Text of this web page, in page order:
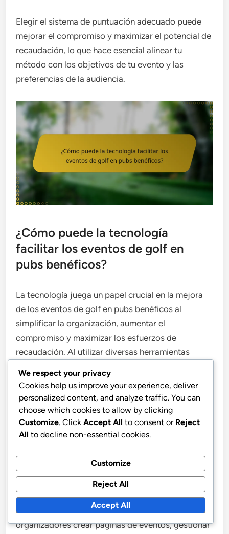
Elegir el sistema de puntuación adecuado puede
mejorar el compromiso y maximizar el potencial de
recaudación, lo que hace esencial alinear tu
método con los objetivos de tu evento y las
preferencias de la audiencia.
¿Cómo puede la tecnología
facilitar los eventos de golf en
pubs benéficos?
La tecnología juega un papel crucial en la mejora
de los eventos de golf en pubs benéficos al
simplificar la organización, aumentar el
compromiso y maximizar los esfuerzos de
recaudación. Al utilizar diversas herramientas
eventos de manera efectiva, rastrear donaciones
en tiempo real y fomentar la participación
comunitaria.
Utilizando software de gestión de
El software de gestión de eventos simplifica la
planificación y ejecución de eventos de golf en
pubs benéficos. Estas plataformas permiten a los
organizadores crear páginas de eventos, gestionar
We respect your privacy
Cookies help us improve your experience, deliver
personalized content, and analyze traffic. You can
choose which cookies to allow by clicking
Customize. Click Accept All to consent or Reject
All to decline non-essential cookies.
Customize
Reject All
Accept All